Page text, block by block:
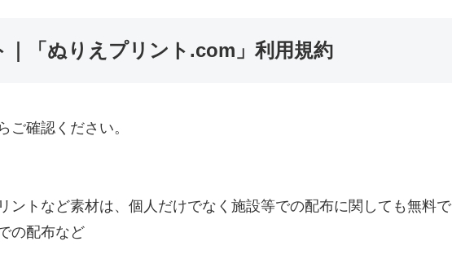
「ぬりえプリント.com」利用規約
ご確認ください。
ントなど素材は、個人だけでなく施設等での配布に関しても無料で
の配布など